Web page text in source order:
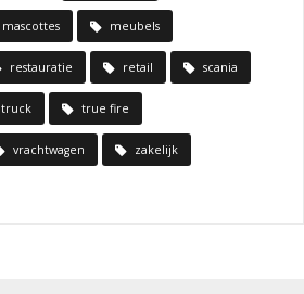
mascottes meubels
restauratie retail scania
truck true fire
vrachtwagen zakelijk